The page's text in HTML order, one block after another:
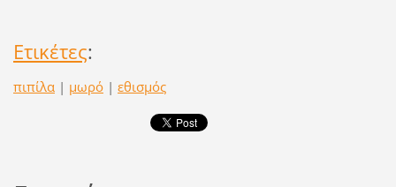
Ετικέτες:
πιπίλα | μωρό | εθισμός